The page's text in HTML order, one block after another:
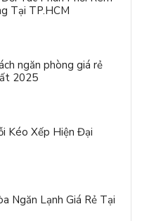
Tại TP.HCM
ngăn phòng giá rẻ
2025
Kéo Xếp Hiện Đại
Ngăn Lạnh Giá Rẻ Tại